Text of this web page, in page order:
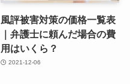
風評被害対策の価格一覧表
｜弁護士に頼んだ場合の費
用はいくら？
2021-12-06